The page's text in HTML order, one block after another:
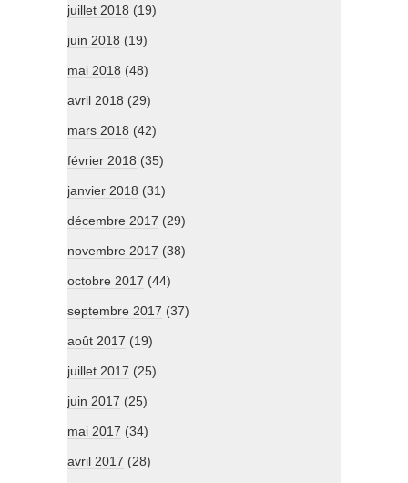
juillet 2018 (19)
juin 2018 (19)
mai 2018 (48)
avril 2018 (29)
mars 2018 (42)
février 2018 (35)
janvier 2018 (31)
décembre 2017 (29)
novembre 2017 (38)
octobre 2017 (44)
septembre 2017 (37)
août 2017 (19)
juillet 2017 (25)
juin 2017 (25)
mai 2017 (34)
avril 2017 (28)